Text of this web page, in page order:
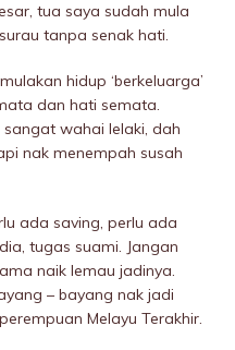
tua saya sudah mula
tanpa senak hati.
hidup ‘berkeluarga’
dan hati semata.
sangat wahai lelaki, dah
nak menempah susah
ada saving, perlu ada
tugas suami. Jangan
naik lemau jadinya.
– bayang nak jadi
Melayu Terakhir.